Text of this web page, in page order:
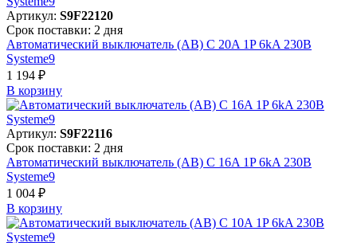
Артикул: S9F22120
Срок поставки: 2 дня
Автоматический выключатель (АВ) C 20A 1P 6kA 230В
Systeme9
1 194 ₽
В корзинy
Артикул: S9F22116
Срок поставки: 2 дня
Автоматический выключатель (АВ) C 16A 1P 6kA 230В
Systeme9
1 004 ₽
В корзинy